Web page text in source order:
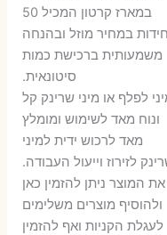
במארז קרטון המכיל 50
במחיר מוזל ובהנחה
משמעותית ברכישת כמות
סיטונאית.
לפלף או מיני שרינק קל
ונוח מאד לשימוש ומומלץ
מאד לרכוש ידית למיני
לזירוז וייעול העבודה.
את המוצר ניתן להזמין כאן
ולהוסיף מוצרים משלימים
לעגלת הקניות ואף להזמין